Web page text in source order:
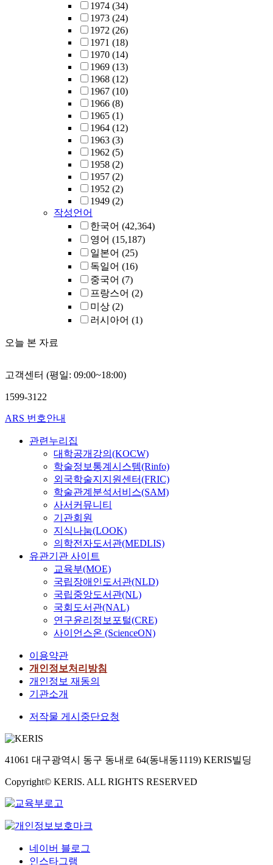
1974 (34)
1973 (24)
1972 (26)
1971 (18)
1970 (14)
1969 (13)
1968 (12)
1967 (10)
1966 (8)
1965 (1)
1964 (12)
1963 (3)
1962 (5)
1958 (2)
1957 (2)
1952 (2)
1949 (2)
작성언어
한국어 (42,364)
영어 (15,187)
일본어 (25)
독일어 (16)
중국어 (7)
프랑스어 (2)
미상 (2)
러시아어 (1)
오늘 본 자료
고객센터 (평일: 09:00~18:00)
1599-3122
ARS 번호안내
관련누리집
대학공개강의(KOCW)
학술정보통계시스템(Rinfo)
외국학술지지원센터(FRIC)
학술관계분석서비스(SAM)
사서커뮤니티
기관회원
지식나눔(LOOK)
의학전자도서관(MEDLIS)
유관기관 사이트
교육부(MOE)
국립장애인도서관(NLD)
국립중앙도서관(NL)
국회도서관(NAL)
연구윤리정보포털(CRE)
사이언스온 (ScienceON)
이용약관
개인정보처리방침
개인정보 재동의
기관소개
저작물 게시중단요청
41061 대구광역시 동구 동내로 64(동내동1119) KERIS빌딩
Copyright© KERIS. ALL RIGHTS RESERVED
네이버 블로그
인스타그램